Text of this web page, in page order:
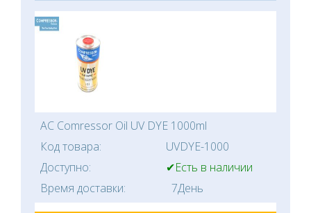
AC Comressor Oil UV DYE 1000ml
Код товара:
UVDYE-1000
Доступно:
✔Есть в наличии
Время доставки:
7День